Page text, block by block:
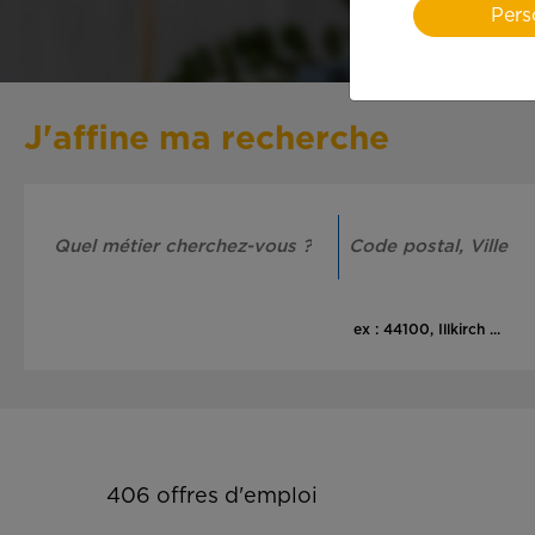
J'affine ma recherche
ex : 44100, Illkirch ...
406 offres d'emploi